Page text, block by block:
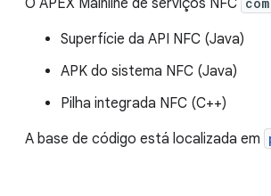
Superfície da API NFC (Java)
APK do sistema NFC (Java)
Pilha integrada NFC (C++)
A base de código está localizada em